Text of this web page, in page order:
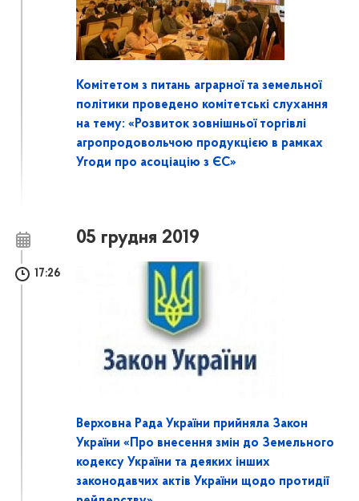
Комітетом з питань аграрної та земельної
політики проведено комітетські слухання
на тему: «Розвиток зовнішньої торгівлі
агропродовольчою продукцією в рамках
Угоди про асоціацію з ЄС»
05 грудня 2019
17:26
Верховна Рада України прийняла Закон
України «Про внесення змін до Земельного
кодексу України та деяких інших
законодавчих актів України щодо протидії